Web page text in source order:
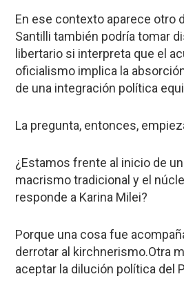
En ese contexto aparece otro
Santilli también podría tomar
libertario si interpreta que el
oficialismo implica la
de una integración política
La pregunta, entonces,
¿Estamos frente al inicio de
macrismo tradicional y el
responde a Karina Milei?
Porque una cosa fue
derrotar al kirchnerismo.Otra
aceptar la dilución política del